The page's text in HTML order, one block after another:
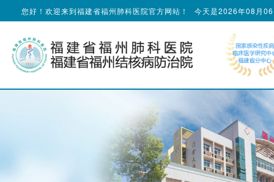
您好！欢迎来到福建省福州肺科医院官方网站！ 今天是2026年08月